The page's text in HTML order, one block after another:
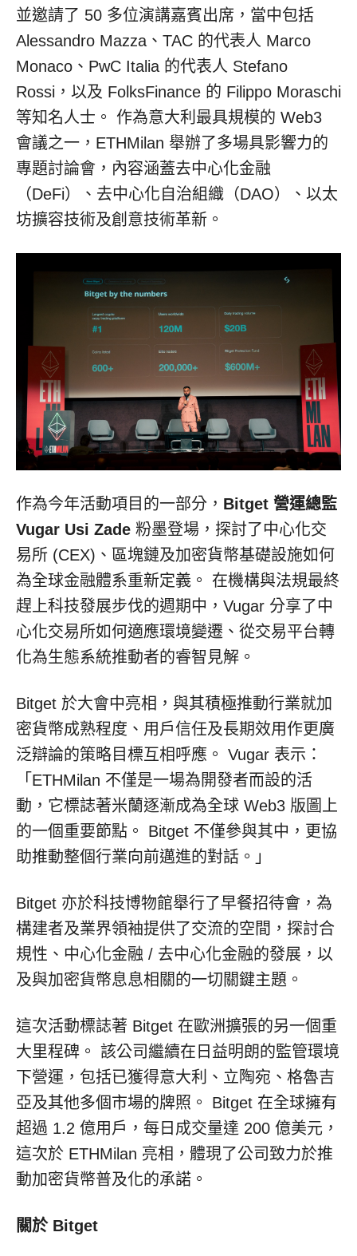
並邀請了 50 多位演講嘉賓出席，當中包括
Alessandro Mazza、TAC 的代表人 Marco
Monaco、PwC Italia 的代表人 Stefano
Rossi，以及 FolksFinance 的 Filippo Moraschi
等知名人士。 作為意大利最具規模的 Web3
會議之一，ETHMilan 舉辦了多場具影響力的
專題討論會，內容涵蓋去中心化金融
（DeFi）、去中心化自治組織（DAO）、以太
坊擴容技術及創意技術革新。
作為今年活動項目的一部分， Bitget 營運總監
Vugar Usi Zade 粉墨登場，探討了中心化交
易所 (CEX)、區塊鏈及加密貨幣基礎設施如何
為全球金融體系重新定義。 在機構與法規最終
趕上科技發展步伐的週期中，Vugar 分享了中
心化交易所如何適應環境變遷、從交易平台轉
化為生態系統推動者的睿智見解。
Bitget 於大會中亮相，與其積極推動行業就加
密貨幣成熟程度、用戶信任及長期效用作更廣
泛辯論的策略目標互相呼應。 Vugar 表示：
「ETHMilan 不僅是一場為開發者而設的活
動，它標誌著米蘭逐漸成為全球 Web3 版圖上
的一個重要節點。 Bitget 不僅參與其中，更協
助推動整個行業向前邁進的對話。」
Bitget 亦於科技博物館舉行了早餐招待會，為
構建者及業界領袖提供了交流的空間，探討合
規性、中心化金融 / 去中心化金融的發展，以
及與加密貨幣息息相關的一切關鍵主題。
這次活動標誌著 Bitget 在歐洲擴張的另一個重
大里程碑。 該公司繼續在日益明朗的監管環境
下營運，包括已獲得意大利、立陶宛、格魯吉
亞及其他多個市場的牌照。 Bitget 在全球擁有
超過 1.2 億用戶，每日成交量達 200 億美元，
這次於 ETHMilan 亮相，體現了公司致力於推
動加密貨幣普及化的承諾。
關於 Bitget